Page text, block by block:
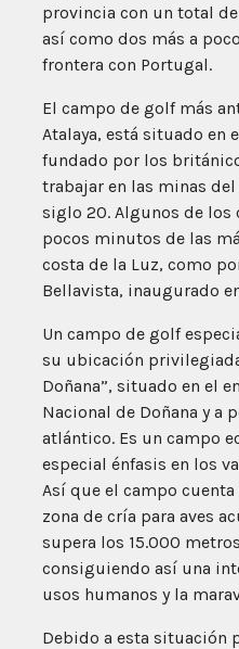
provincia con un total
así como dos más a
frontera con Portugal.
El campo de golf más
Atalaya, está situado en
fundado por los
trabajar en las minas
siglo 20. Algunos de los
pocos minutos de las
costa de la Luz, como
Bellavista, inaugurado
Un campo de golf
su ubicación
Doñana”, situado en el
Nacional de Doñana y a
atlántico. Es un campo
especial énfasis en los
Así que el campo
zona de cría para aves
supera los 15.000
consiguiendo así una
usos humanos y la
Debido a esta situación